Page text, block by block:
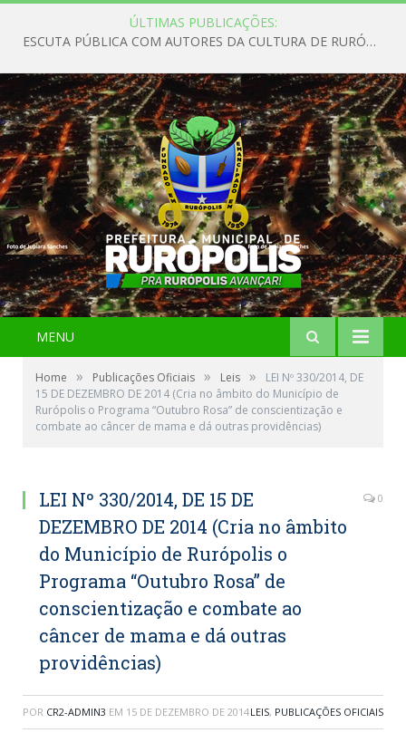
ÚLTIMAS PUBLICAÇÕES:
ESCUTA PÚBLICA COM AUTORES DA CULTURA DE RURÓPOLIS
MENU
Home » Publicações Oficiais » Leis »
LEI Nº 330/2014, DE
15 DE DEZEMBRO DE 2014 (Cria no âmbito do Município de
Rurópolis o Programa “Outubro Rosa” de conscientização e
combate ao câncer de mama e dá outras providências)
LEI Nº 330/2014, DE 15 DE
DEZEMBRO DE 2014 (Cria no âmbito
do Município de Rurópolis o
Programa “Outubro Rosa” de
conscientização e combate ao
câncer de mama e dá outras
providências)
0
POR CR2-ADMIN3 EM 15 DE DEZEMBRO DE 2014LEIS, PUBLICAÇÕES OFICIAIS